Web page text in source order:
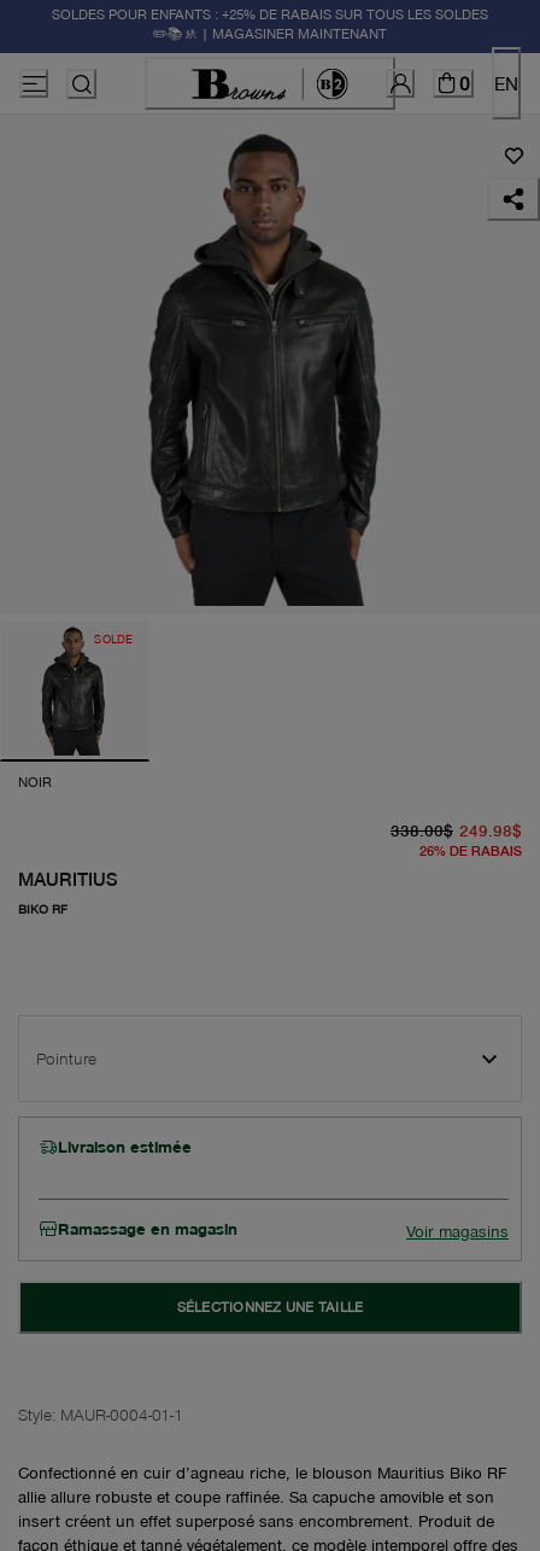
SOLDES POUR ENFANTS : +25% DE RABAIS SUR TOUS LES SOLDES
✏️📚🚸 | MAGASINER MAINTENANT
0 EN
SOLDE
NOIR
MAURITIUS
BIKO RF
338.00$ 249.98$
26% DE RABAIS
Pointure
Livraison estimée
Ramassage en magasin Voir magasins
SÉLECTIONNEZ UNE TAILLE
Style: MAUR-0004-01-1
Confectionné en cuir d’agneau riche, le blouson Mauritius Biko RF
allie allure robuste et coupe raffinée. Sa capuche amovible et son
insert créent un effet superposé sans encombrement. Produit de
façon éthique et tanné végétalement, ce modèle intemporel offre des